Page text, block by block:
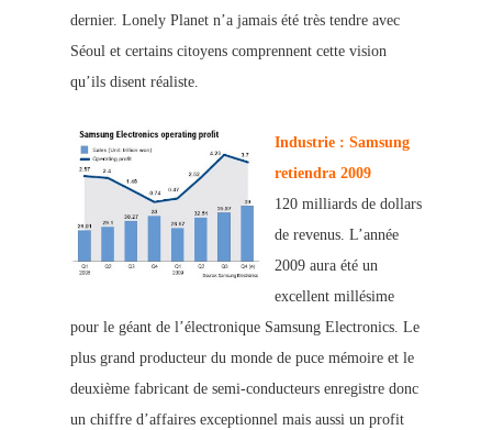
dernier. Lonely Planet n’a jamais été très tendre avec
Séoul et certains citoyens comprennent cette vision
qu’ils disent réaliste.
Industrie : Samsung
retiendra 2009
120 milliards de dollars
de revenus. L’année
2009 aura été un
excellent millésime
pour le géant de l’électronique Samsung Electronics. Le
plus grand producteur du monde de puce mémoire et le
deuxième fabricant de semi-conducteurs enregistre donc
un chiffre d’affaires exceptionnel mais aussi un profit